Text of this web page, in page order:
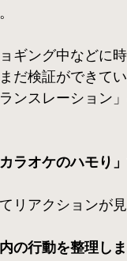
ギング中などに
だ検証ができて
ンスレーション
ラオケのハモり」
リアクションが見
の行動を整理しま